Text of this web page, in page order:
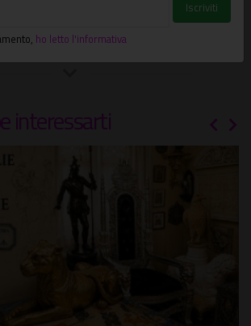
interessarti
, ho letto l'informativa